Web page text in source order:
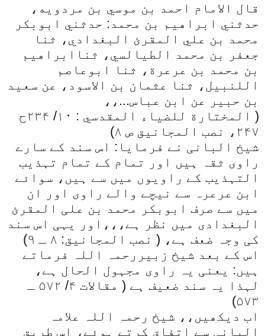
قال الامام احمد بن موسي بن مردويه،
حدثني ابراهيم بن محمد: حدثني ابوبكر
محمد بن علي المقرئ البغدادي، ثنا
جعفر بن محمد الطيالسي، ثناابراهيم
بن محمد بن عرعرة، ثنا ابوعاصم
اللنبيل، ثنا عثمان بن الاسود، عن سعيد
بن حبير عن ابن عباس...،،
( المختارة للضياء المقدسي : ۱۰/ ۲۳۴ح
۲۴۷، نصب المجانیق ص ۸)
شیخ البانی نے فرمایا: اس سند کے سارے
راوی ثقہ ہیں اور تمام کے تمام تہذیب
التہذیب کے راویوں میں سے ہیں، سوائے
ابن عرعرہ سے نیچے والے راوی اور ان
میں سے صرف ابوبکر محمد بن علی المقرئ
البغدادی میں نظر ہے،،،اور یہی اس سند
کی وجہ ضعف ہے، ( نصب المجانیق: ۸ ـ ۹)
اس کے بعد شیخ زبیررحمہ اللہ فرماتے
ہیں: یعنی یہ راوی مجہول الحال ہے،
لہذا یہ سند ضعیف ہے ( مقالات ۴/ ۵۷۲ ـ
۵۷۳)
اب دیکھیں،، شیخ رحمہ اللہ علامہ
البانی سے اتفاق کرتے ہوئے، اس طریق